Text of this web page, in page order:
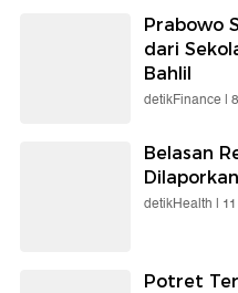
Prabowo
dari
Bahlil
detikFinance |
Belasan
detikHealth |
Potret